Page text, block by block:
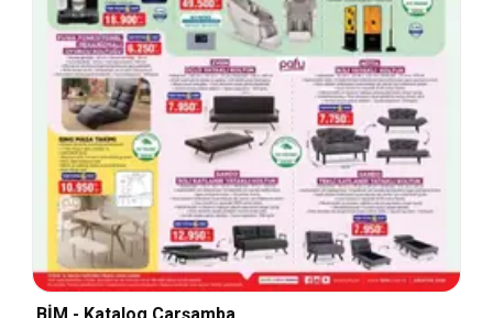
BİM - Katalog Çarşamba